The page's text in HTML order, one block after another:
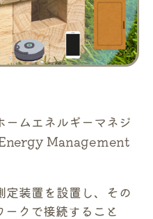
ムエネルギーマネジ
Energy Management
装置を設置し、その
クで接続すること